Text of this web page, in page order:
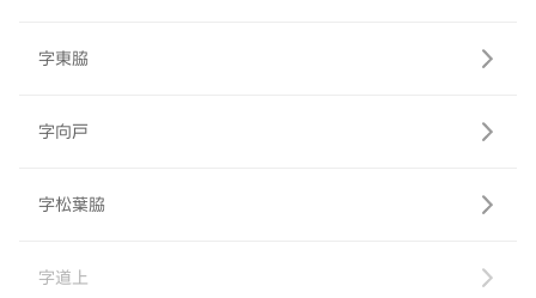
字東脇
字向戸
字松葉脇
字道上